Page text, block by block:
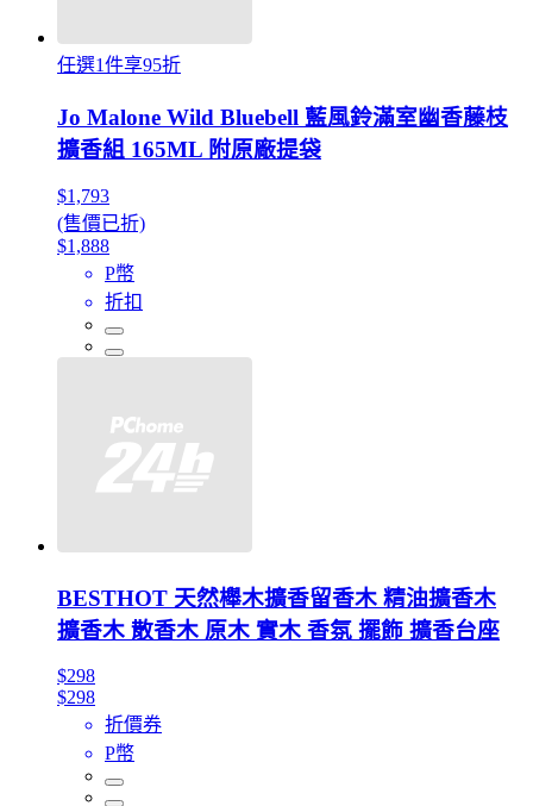
任選1件享95折
Jo Malone Wild Bluebell 藍風鈴滿室幽香藤枝
擴香組 165ML 附原廠提袋
$1,793
(售價已折)
$1,888
P幣
折扣
BESTHOT 天然櫸木擴香留香木 精油擴香木
擴香木 散香木 原木 實木 香氛 擺飾 擴香台座
$298
$298
折價券
P幣